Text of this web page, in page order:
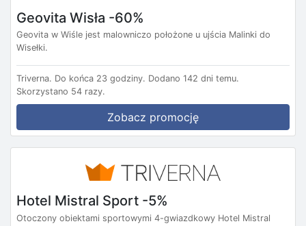
Geovita Wisła -60%
Geovita w Wiśle jest malowniczo położone u ujścia Malinki do
Wisełki.
Triverna. Do końca 23 godziny. Dodano 142 dni temu.
Skorzystano 54 razy.
Zobacz promocję
Hotel Mistral Sport -5%
Otoczony obiektami sportowymi 4-gwiazdkowy Hotel Mistral